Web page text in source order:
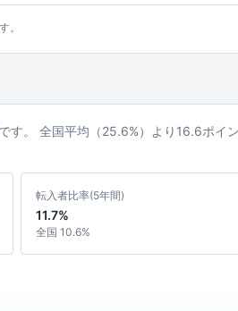
。
です。 全国平均（25.6%）より16.6ポイ
転入者比率(5年間)
11.7%
全国 10.6%